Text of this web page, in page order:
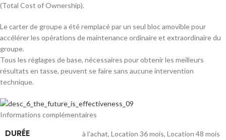
(Total Cost of Ownership).
Le carter de groupe a été remplacé par un seul bloc amovible pour
accélérer les opérations de maintenance ordinaire et extraordinaire du
groupe.
Tous les réglages de base, nécessaires pour obtenir les meilleurs
résultats en tasse, peuvent se faire sans aucune intervention
technique.
Informations complémentaires
DURÉE à l’achat, Location 36 mois, Location 48 mois